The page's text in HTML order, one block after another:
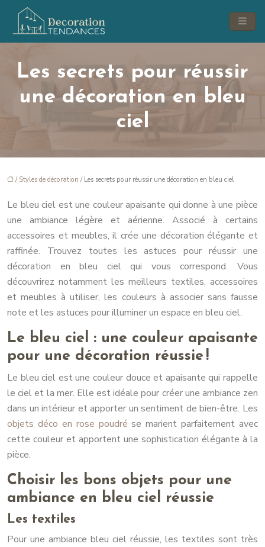
Les secrets pour réussir
une décoration en bleu
ciel
/ Styles de décoration / Les secrets pour réussir une décoration en bleu ciel
Le bleu ciel est une couleur apaisante qui donne à une pièce
une ambiance légère et aérienne. Associé à certains
accessoires et meubles, il crée une décoration élégante et
raffinée. Trouvez toutes les astuces pour réussir une
décoration en bleu ciel qui vous correspond. Vous
découvrirez notamment les meilleurs textiles, accessoires
et meubles à utiliser, les couleurs à associer sans fausse
note et les astuces pour illuminer un espace en bleu ciel.
Le bleu ciel : une couleur apaisante
pour une décoration réussie !
Le bleu ciel est une couleur douce et apaisante qui rappelle
le ciel et la mer. Elle est idéale pour créer une ambiance zen
dans un intérieur et apporter un sentiment de bien-être. Les
objets déco en rose poudré se marient parfaitement avec
cette couleur et apportent une sophistication élégante à la
pièce.
Choisir les bons objets pour une
ambiance en bleu ciel réussie
Les textiles
Pour une ambiance bleu ciel réussie, les textiles sont très